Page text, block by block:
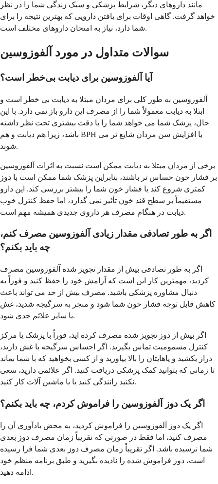
مانند داروهای دیگر، شرایط پزشکی و سبک زندگی شما را در نظر
خواهد گرفت. گاهی اوقات برای یافتن دارویی که بهترین نتیجه را برای
شما دارد، نیاز به امتحان داروهای مختلف است.
سوالات متداول در مورد آلفوزوسین
آیا آلفوزوسین برای دیابت بی‌خطر است؟
آلفوزوسین به طور کلی برای مردان مبتلا به دیابت بی خطر است و
ابتلا به دیابت معمولاً شما را از مصرف این دارو باز نمی دارد. با این
حال، پزشک شما می خواهد شما را با دقت بیشتری تحت نظر داشته
باشد، زیرا هم دیابت و هم BPH با افزایش سن مردان شایع تر می
شوند.
برخی از مردان مبتلا به دیابت ممکن است نسبت به اثرات آلفوزوسین
بر فشار خون حساس تر باشند، بنابراین پزشک شما ممکن است با دوز
کمتری شروع کند یا فشار خون شما را بیشتر بررسی کند. این دارو
مستقیماً بر سطح قند خون تأثیر نمی گذارد، اما حفظ کنترل خوب
دیابت در هنگام مصرف هر داروی جدیدی همیشه مهم است.
اگر به طور تصادفی مقدار زیادی آلفوزوسین مصرف کنم،
چه باید بکنم؟
اگر به طور تصادفی بیش از مقدار تجویز شده آلفوزوسین مصرف
کردید، مهمترین کار این است که آرامش خود را حفظ کنید و فوراً به
دنبال مشاوره پزشکی باشید. مصرف بیش از حد می تواند باعث
کاهش قابل توجه فشار خون شما شود و منجر به سرگیجه شدید، غش
یا سایر علائم جدی شود.
اگر بیش از دوز تجویز شده مصرف کرده اید، فوراً با پزشک یا مرکز
کنترل مسمومیت تماس بگیرید. اگر احساس سرگیجه یا غش دارید،
دراز بکشید و پاهایتان را بالا بیاورید و از کسی بخواهید که با شما بماند
تا زمانی که بتوانید کمک پزشکی دریافت کنید. اگر علائمی دارید، سعی
نکنید رانندگی کنید یا با ماشین آلات کار کنید.
اگر یک دوز آلفوزوسین را فراموش کردم، چه باید بکنم؟
اگر یک دوز آلفوزوسین را فراموش کردید، به محض یادآوری آن را
مصرف کنید، اما فقط در صورتی که تقریباً زمان مصرف دوز بعدی
شما نرسیده باشد. اگر تقریباً زمان مصرف دوز بعدی شما فرا رسیده
است، دوز فراموش شده را نادیده بگیرید و طبق برنامه منظم خود
ادامه دهید.